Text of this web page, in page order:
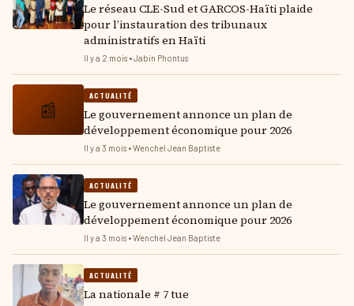
Le réseau CLE-Sud et GARCOS-Haïti plaide
pour l’instauration des tribunaux
administratifs en Haïti
Il y a 2 mois • Jabin Phontus
📰
ACTUALITÉ
Le gouvernement annonce un plan de
développement économique pour 2026
Il y a 3 mois • Wenchel Jean Baptiste
ACTUALITÉ
Le gouvernement annonce un plan de
développement économique pour 2026
Il y a 3 mois • Wenchel Jean Baptiste
ACTUALITÉ
La nationale # 7 tue